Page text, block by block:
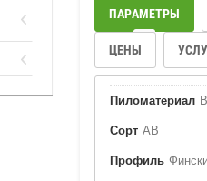
ПАРАМЕТРЫ
ЦЕНЫ
Пиломатериал
Сорт АВ
Профиль